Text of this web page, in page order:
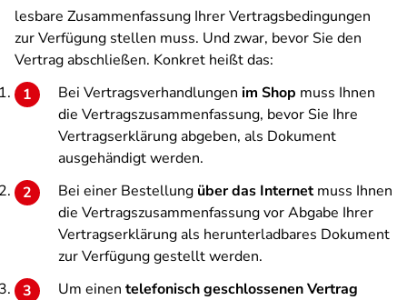
lesbare Zusammenfassung Ihrer Vertragsbedingungen
zur Verfügung stellen muss. Und zwar, bevor Sie den
Vertrag abschließen. Konkret heißt das:
Bei Vertragsverhandlungen im Shop muss Ihnen
die Vertragszusammenfassung, bevor Sie Ihre
Vertragserklärung abgeben, als Dokument
ausgehändigt werden.
Bei einer Bestellung über das Internetmuss Ihnen
die Vertragszusammenfassung vor Abgabe Ihrer
Vertragserklärung als herunterladbares Dokument
zur Verfügung gestellt werden.
Um einen telefonisch geschlossenen Vertrag